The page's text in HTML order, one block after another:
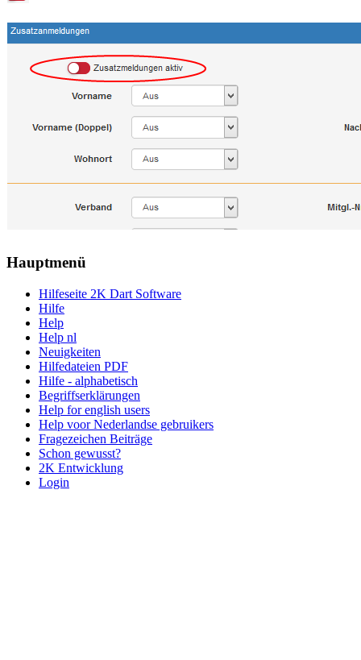
Hauptmenü
Hilfeseite 2K Dart Software
Hilfe
Help
Help nl
Neuigkeiten
Hilfedateien PDF
Hilfe - alphabetisch
Begriffserklärungen
Help for english users
Help voor Nederlandse gebruikers
Fragezeichen Beiträge
Schon gewusst?
2K Entwicklung
Login